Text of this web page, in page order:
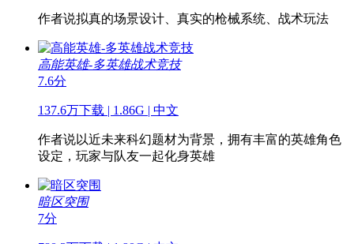
作者说拟真的场景设计、真实的枪械系统、战术玩法
高能英雄-多英雄战术竞技
7.6分
137.6万下载 | 1.86G | 中文
作者说以近未来科幻题材为背景，拥有丰富的英雄角色
设定，玩家与队友一起化身英雄
暗区突围
7分